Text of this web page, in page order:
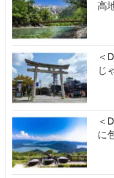
高
＜
じ
＜
に